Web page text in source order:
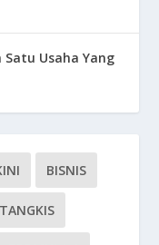
Satu Usaha Yang
BISNIS